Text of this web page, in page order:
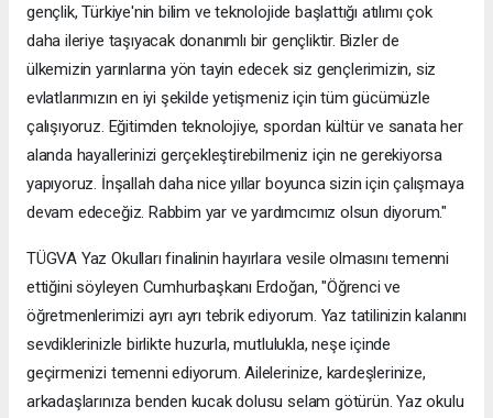
gençlik, Türkiye'nin bilim ve teknolojide başlattığı atılımı çok
daha ileriye taşıyacak donanımlı bir gençliktir. Bizler de
ülkemizin yarınlarına yön tayin edecek siz gençlerimizin, siz
evlatlarımızın en iyi şekilde yetişmeniz için tüm gücümüzle
çalışıyoruz. Eğitimden teknolojiye, spordan kültür ve sanata her
alanda hayallerinizi gerçekleştirebilmeniz için ne gerekiyorsa
yapıyoruz. İnşallah daha nice yıllar boyunca sizin için çalışmaya
devam edeceğiz. Rabbim yar ve yardımcımız olsun diyorum."
TÜGVA Yaz Okulları finalinin hayırlara vesile olmasını temenni
ettiğini söyleyen Cumhurbaşkanı Erdoğan, "Öğrenci ve
öğretmenlerimizi ayrı ayrı tebrik ediyorum. Yaz tatilinizin kalanını
sevdiklerinizle birlikte huzurla, mutlulukla, neşe içinde
geçirmenizi temenni ediyorum. Ailelerinize, kardeşlerinize,
arkadaşlarınıza benden kucak dolusu selam götürün. Yaz okulu